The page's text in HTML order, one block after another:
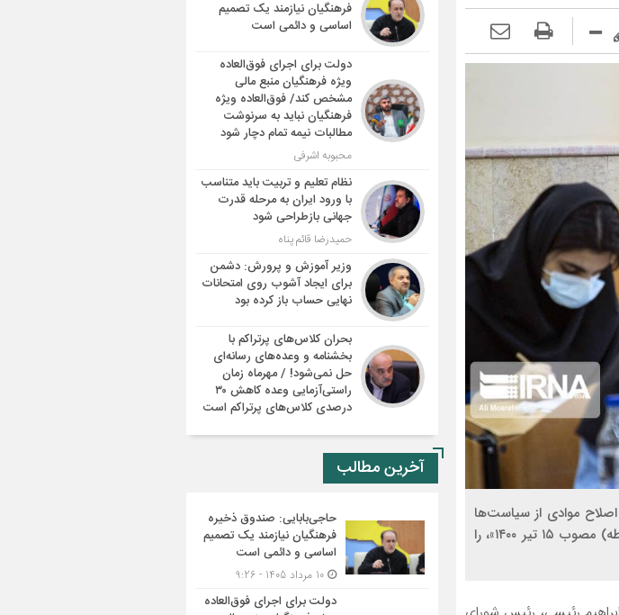
اصلاح موادی از سیاست‌ها
و ضوابط ساماندهی سنجش و پذیرش متقاضیان ورود به آموزش عالی(پس از پایان متوسطه) مصوب ۱۵ تیر ۱۴۰۰»، را
فرهنگیان نیازمند یک تصمیم
اساسی و دائمی است
دولت برای اجرای فوق‌العاده
ویژه فرهنگیان منبع مالی
مشخص کند/ فوق‌العاده ویژه
فرهنگیان نباید به سرنوشت
مطالبات نیمه‌ تمام دچار شود
محبوبه اشرفی
نظام تعلیم و تربیت باید متناسب
با ورود ایران به مرحله قدرت
جهانی بازطراحی شود
حمیدرضا قائم پناه
وزیر آموزش و پرورش: دشمن
برای ایجاد آشوب روی امتحانات
نهایی حساب باز کرده بود
بحران کلاس‌های پرتراکم با
بخشنامه و وعده‌های رسانه‌ای
حل نمی‌شود! / مهرماه زمان
راستی‌آزمایی وعده کاهش ۳۰
درصدی کلاس‌های پرتراکم است
آخرین مطالب
حاجی‌بابایی: صندوق ذخیره
فرهنگیان نیازمند یک تصمیم
اساسی و دائمی است
دولت برای اجرای فوق‌العاده